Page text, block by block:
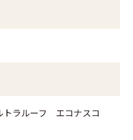
トラルーフ エコナスコ